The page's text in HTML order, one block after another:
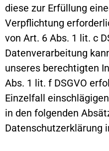
diese zur Erfüllung
Verpflichtung
von Art. 6 Abs. 1 lit. c
Datenverarbeitung
unseres berechtigten
Abs. 1 lit. f DSGVO
Einzelfall
in den folgenden
Datenschutzerklärung